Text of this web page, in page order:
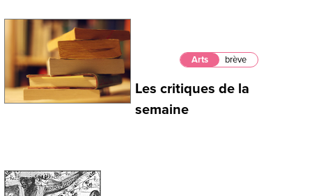
Arts brève
Les critiques de la
semaine